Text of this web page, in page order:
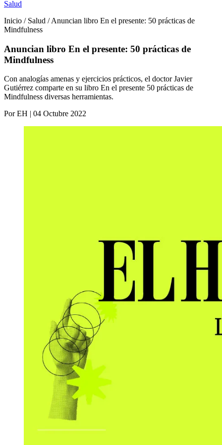
Salud
Inicio / Salud / Anuncian libro En el presente: 50 prácticas de
Mindfulness
Anuncian libro En el presente: 50 prácticas de
Mindfulness
Con analogías amenas y ejercicios prácticos, el doctor Javier
Gutiérrez comparte en su libro En el presente 50 prácticas de
Mindfulness diversas herramientas.
Por EH | 04 Octubre 2022